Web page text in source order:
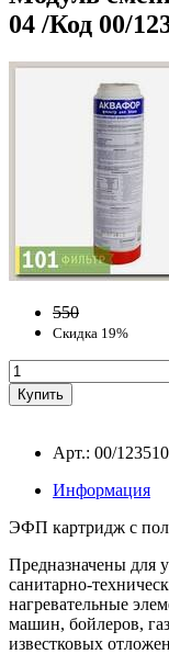
04 /Код 00/
550
Скидка 19%
Арт.: 00/
Информация
ЭФП картридж с
Предназначены для
санитарно-
нагревательные
машин, бойлеров,
известковых